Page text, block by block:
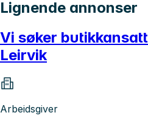
Lignende annonser
Vi søker
Leirvik
Arbeidsgiver